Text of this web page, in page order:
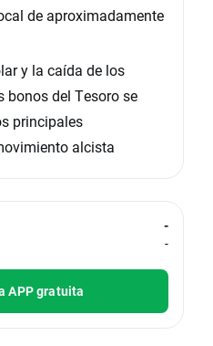
de aproximadamente
y la caída de los
bonos del Tesoro se
principales
alcista
-
-
APP gratuita